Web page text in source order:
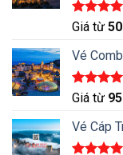
Được
5 sao
Giá từ
Vé
Được
5 sao
Giá từ
Vé Cáp